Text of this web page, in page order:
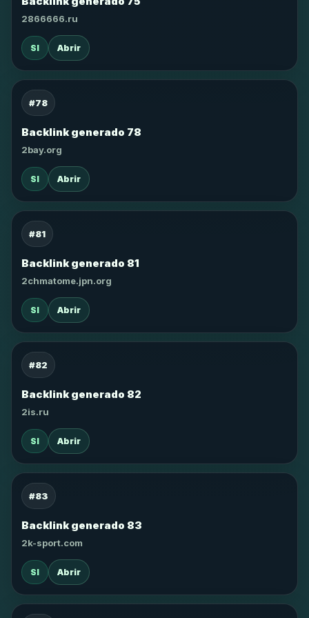
2866666.ru
SI Abrir
#78
Backlink generado 78
2bay.org
SI Abrir
#81
Backlink generado 81
2chmatome.jpn.org
SI Abrir
#82
Backlink generado 82
2is.ru
SI Abrir
#83
Backlink generado 83
2k-sport.com
SI Abrir